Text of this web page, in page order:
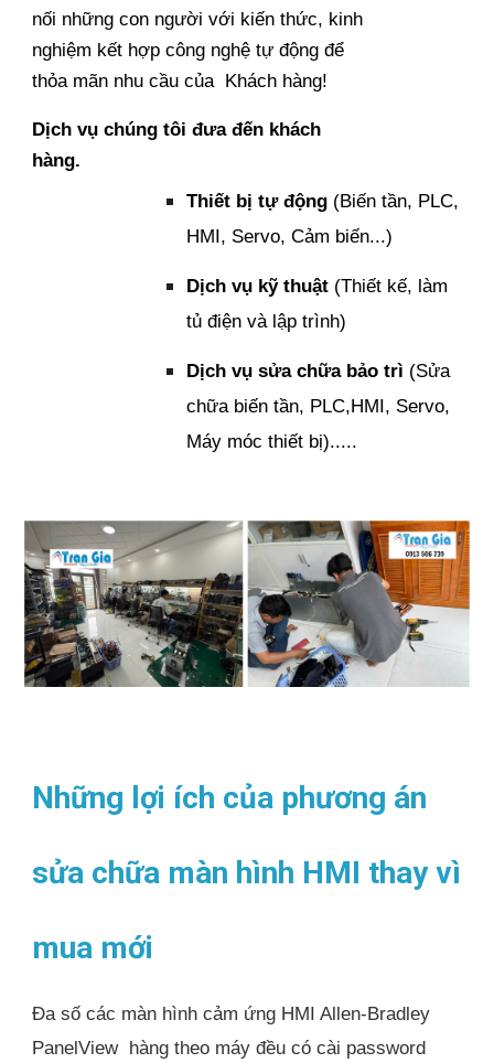
nối những con người với kiến thức, kinh
nghiệm kết hợp công nghệ tự động để
thỏa mãn nhu cầu của Khách hàng!
Dịch vụ chúng tôi đưa đến khách
hàng.
Thiết bị tự động (Biến tần, PLC,
HMI, Servo, Cảm biến...)
Dịch vụ kỹ thuật (Thiết kế, làm
tủ điện và lập trình)
Dịch vụ sửa chữa bảo trì (Sửa
chữa biến tần, PLC,HMI, Servo,
Máy móc thiết bị).....
Những lợi ích của phương án
sửa chữa màn hình HMI thay vì
mua mới
Đa số các màn hình cảm ứng HMI Allen-Bradley
PanelView hàng theo máy đều có cài password